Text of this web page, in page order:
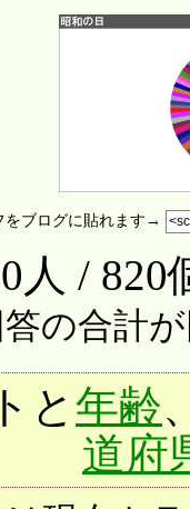
をブログに貼れます→
人 / 820
の合計
と 年齢
道府